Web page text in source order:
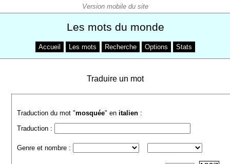
Les mots du monde
Accueil Les mots Recherche Options Stats
Traduire un mot
Traduction du mot "mosquée" enitalien :
Traduction :
Genre et nombre :